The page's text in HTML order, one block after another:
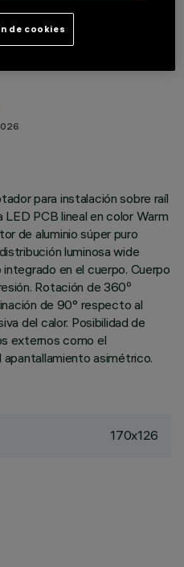
para instalación sobre raíl
PCB lineal en color Warm
de aluminio súper puro
luminosa wide
en el cuerpo. Cuerpo
Rotación de 360º
de 90° respecto al
del calor. Posibilidad de
externos como el
asimétrico.
170x126
de cookies